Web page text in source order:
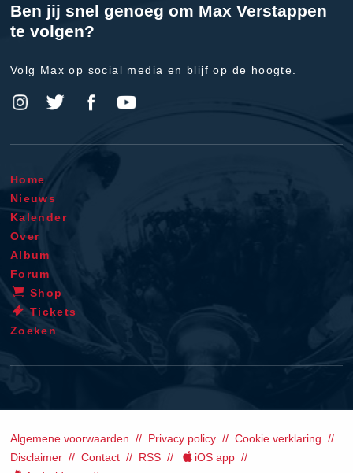
Ben jij snel genoeg om Max Verstappen
te volgen?
Volg Max op social media en blijf op de hoogte.
Home
Nieuws
Kalender
Over
Album
Forum
Shop
Tickets
Zoeken
Algemene voorwaarden Privacy policy
Cookie verklaring
Disclaimer
Contact RSS
iOS app